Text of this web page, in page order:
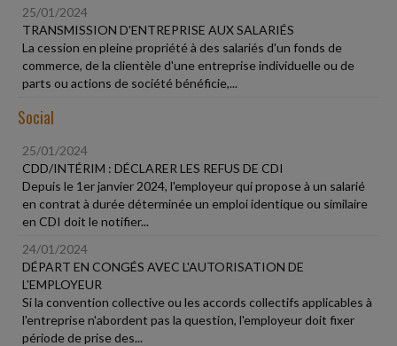
25/01/2024
TRANSMISSION D'ENTREPRISE AUX SALARIÉS
La cession en pleine propriété à des salariés d'un fonds de
commerce, de la clientèle d'une entreprise individuelle ou de
parts ou actions de société bénéficie,...
Social
25/01/2024
CDD/INTÉRIM : DÉCLARER LES REFUS DE CDI
Depuis le 1er janvier 2024, l'employeur qui propose à un salarié
en contrat à durée déterminée un emploi identique ou similaire
en CDI doit le notifier...
24/01/2024
DÉPART EN CONGÉS AVEC L'AUTORISATION DE
L'EMPLOYEUR
Si la convention collective ou les accords collectifs applicables à
l'entreprise n'abordent pas la question, l'employeur doit fixer
période de prise des...